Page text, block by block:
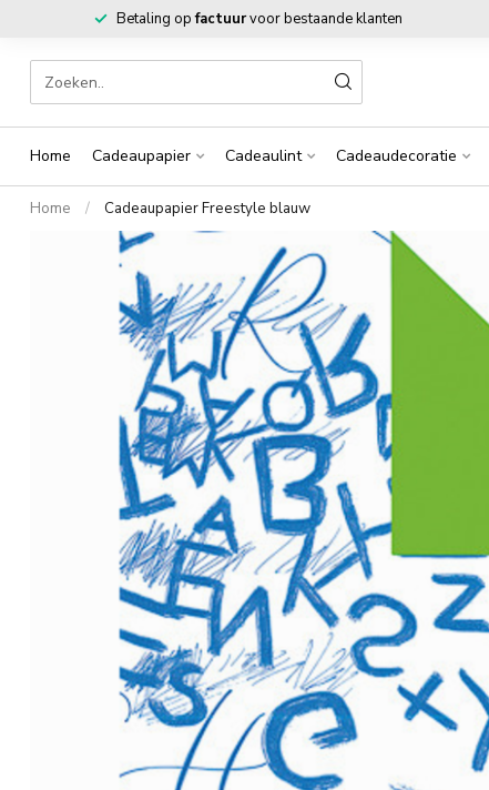
Betaling opfactuurvoor bestaande klanten
Home Cadeaupapier Cadeaulint Cadeaudecoratie
Home / Cadeaupapier Freestyle blauw